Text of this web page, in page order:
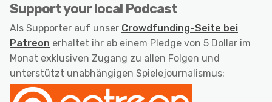
Support your local Podcast
Als Supporter auf unser Crowdfunding-Seite bei
Patreon erhaltet ihr ab einem Pledge von 5 Dollar im
Monat exklusiven Zugang zu allen Folgen und
unterstützt unabhängigen Spielejournalismus: